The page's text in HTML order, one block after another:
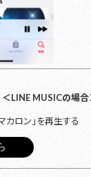
＜LINE MUSICの場合
カロン」を再生する